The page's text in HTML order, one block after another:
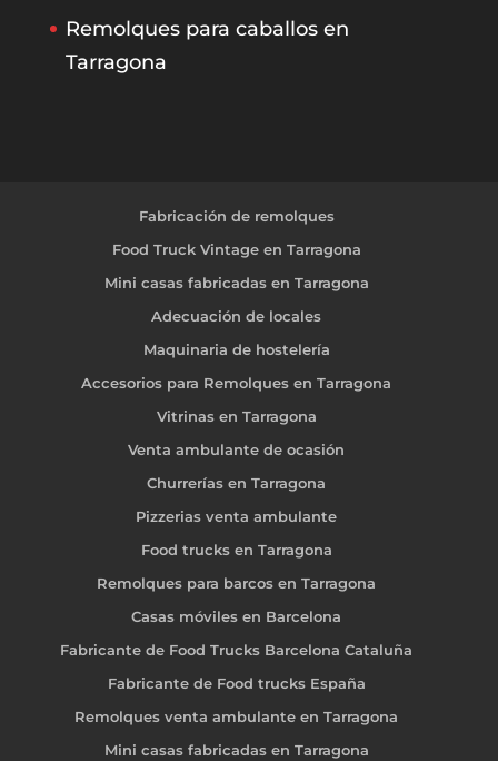
Remolques para caballos en
Tarragona
Fabricación de remolques
Food Truck Vintage en Tarragona
Mini casas fabricadas en Tarragona
Adecuación de locales
Maquinaria de hostelería
Accesorios para Remolques en Tarragona
Vitrinas en Tarragona
Venta ambulante de ocasión
Churrerías en Tarragona
Pizzerias venta ambulante
Food trucks en Tarragona
Remolques para barcos en Tarragona
Casas móviles en Barcelona
Fabricante de Food Trucks Barcelona Cataluña
Fabricante de Food trucks España
Remolques venta ambulante en Tarragona
Mini casas fabricadas en Tarragona